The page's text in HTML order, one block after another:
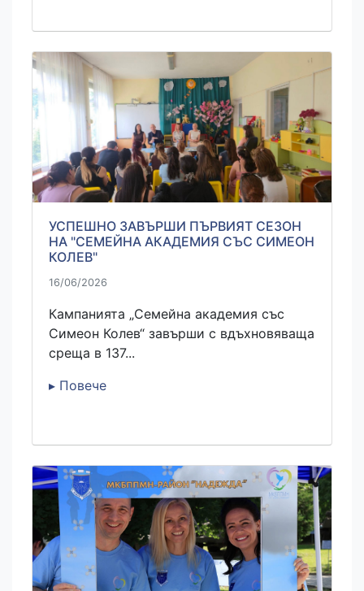
УСПЕШНО ЗАВЪРШИ ПЪРВИЯТ СЕЗОН
НА "СЕМЕЙНА АКАДЕМИЯ СЪС СИМЕОН
КОЛЕВ"
16/06/2026
Кампанията „Семейна академия със
Симеон Колев“ завърши с вдъхновяваща
среща в 137...
▸ Повече